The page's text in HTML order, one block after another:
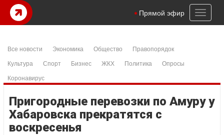
Toggle
Прямой эфир
Все новости Экономика Общество
Правопорядок
Культура
Спорт Бизнес ЖКХ Политика
Опросы
Коронавирус
Пригородные перевозки по Амуру у
Хабаровска прекратятся с
воскресенья